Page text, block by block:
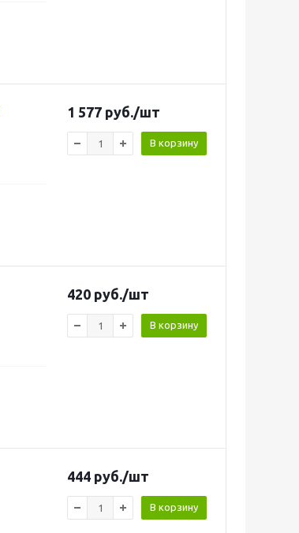
1 577 руб./шт
В корзину
420 руб./шт
В корзину
444 руб./шт
В корзину